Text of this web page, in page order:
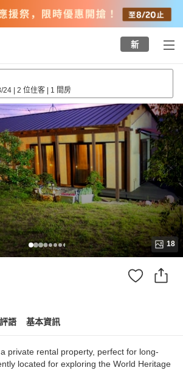
新
24 | 2 位住客 | 1 間房
18
評語 基本資訊
private rental property, perfect for long-
located for exploring the World Heritage